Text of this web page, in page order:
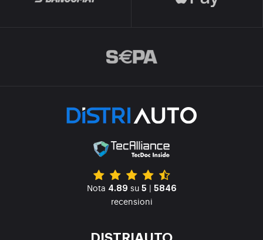
Nota 4.89 su 5 | 5846
recensioni